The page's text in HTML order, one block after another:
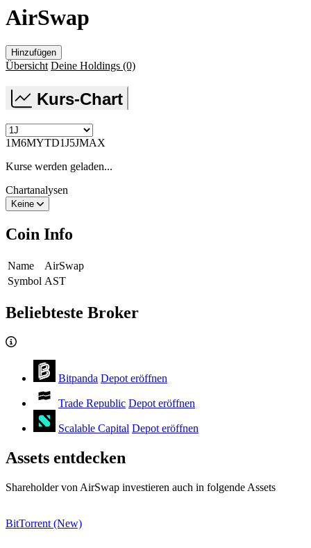
AirSwap
Hinzufügen
Übersicht Deine Holdings (0)
Kurs-Chart
1M6MYTD1J5JMAX
Kurse werden geladen...
Chartanalysen
Keine
Coin Info
Name
AirSwap
Symbol AST
Beliebteste Broker
Bitpanda Depot eröffnen
Trade Republic Depot eröffnen
Scalable Capital Depot eröffnen
Assets entdecken
Shareholder von AirSwap investieren auch in folgende Assets
BitTorrent (New)